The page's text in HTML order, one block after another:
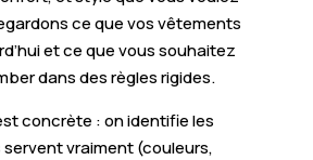
ce que vos vêtements
et ce que vous souhaitez
dans des règles rigides.
concrète : on identifie les
vraiment (couleurs,